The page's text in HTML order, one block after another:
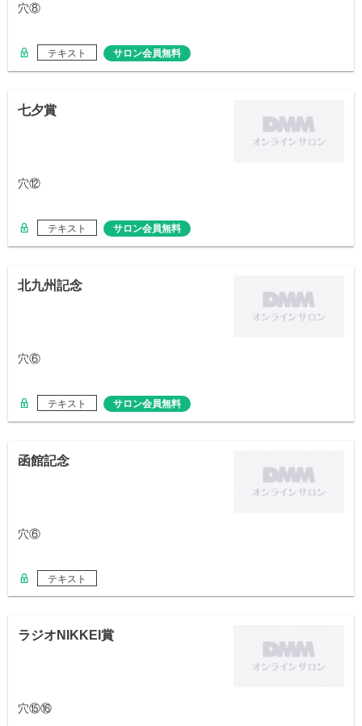
穴⑧
テキスト サロン会員無料
七夕賞
穴⑫
テキスト サロン会員無料
北九州記念
穴⑥
テキスト サロン会員無料
函館記念
穴⑥
テキスト
ラジオNIKKEI賞
穴⑮⑯